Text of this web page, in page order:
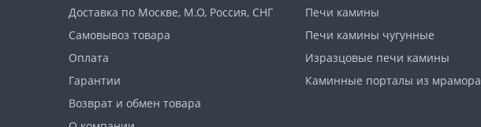
Доставка по Москве, М.О, Россия, СНГ
Самовывоз товара
Оплата
Гарантии
Возврат и обмен товара
Печи камины
Печи камины чугунные
Изразцовые печи камины
Каминные порталы из мрамора